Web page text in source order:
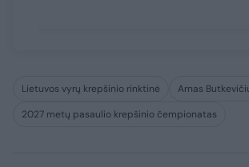
Lietuvos vyrų krepšinio rinktinė
Arnas
2027 metų pasaulio krepšinio čempionatas